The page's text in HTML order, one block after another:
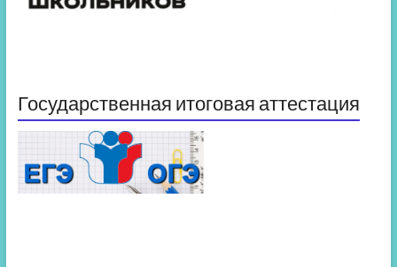
Государственная итоговая аттестация